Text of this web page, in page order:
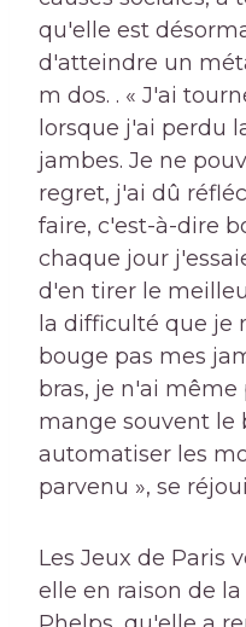
qu'elle est
d'atteindre un
m dos. . « J'ai
lorsque j'ai perdu
jambes. Je ne
regret, j'ai dû
faire, c'est-à-dire
chaque jour
d'en tirer le
la difficulté que je
bouge pas mes
bras, je n'ai
mange souvent le
automatiser les
parvenu », se
Les Jeux de Paris
elle en raison de